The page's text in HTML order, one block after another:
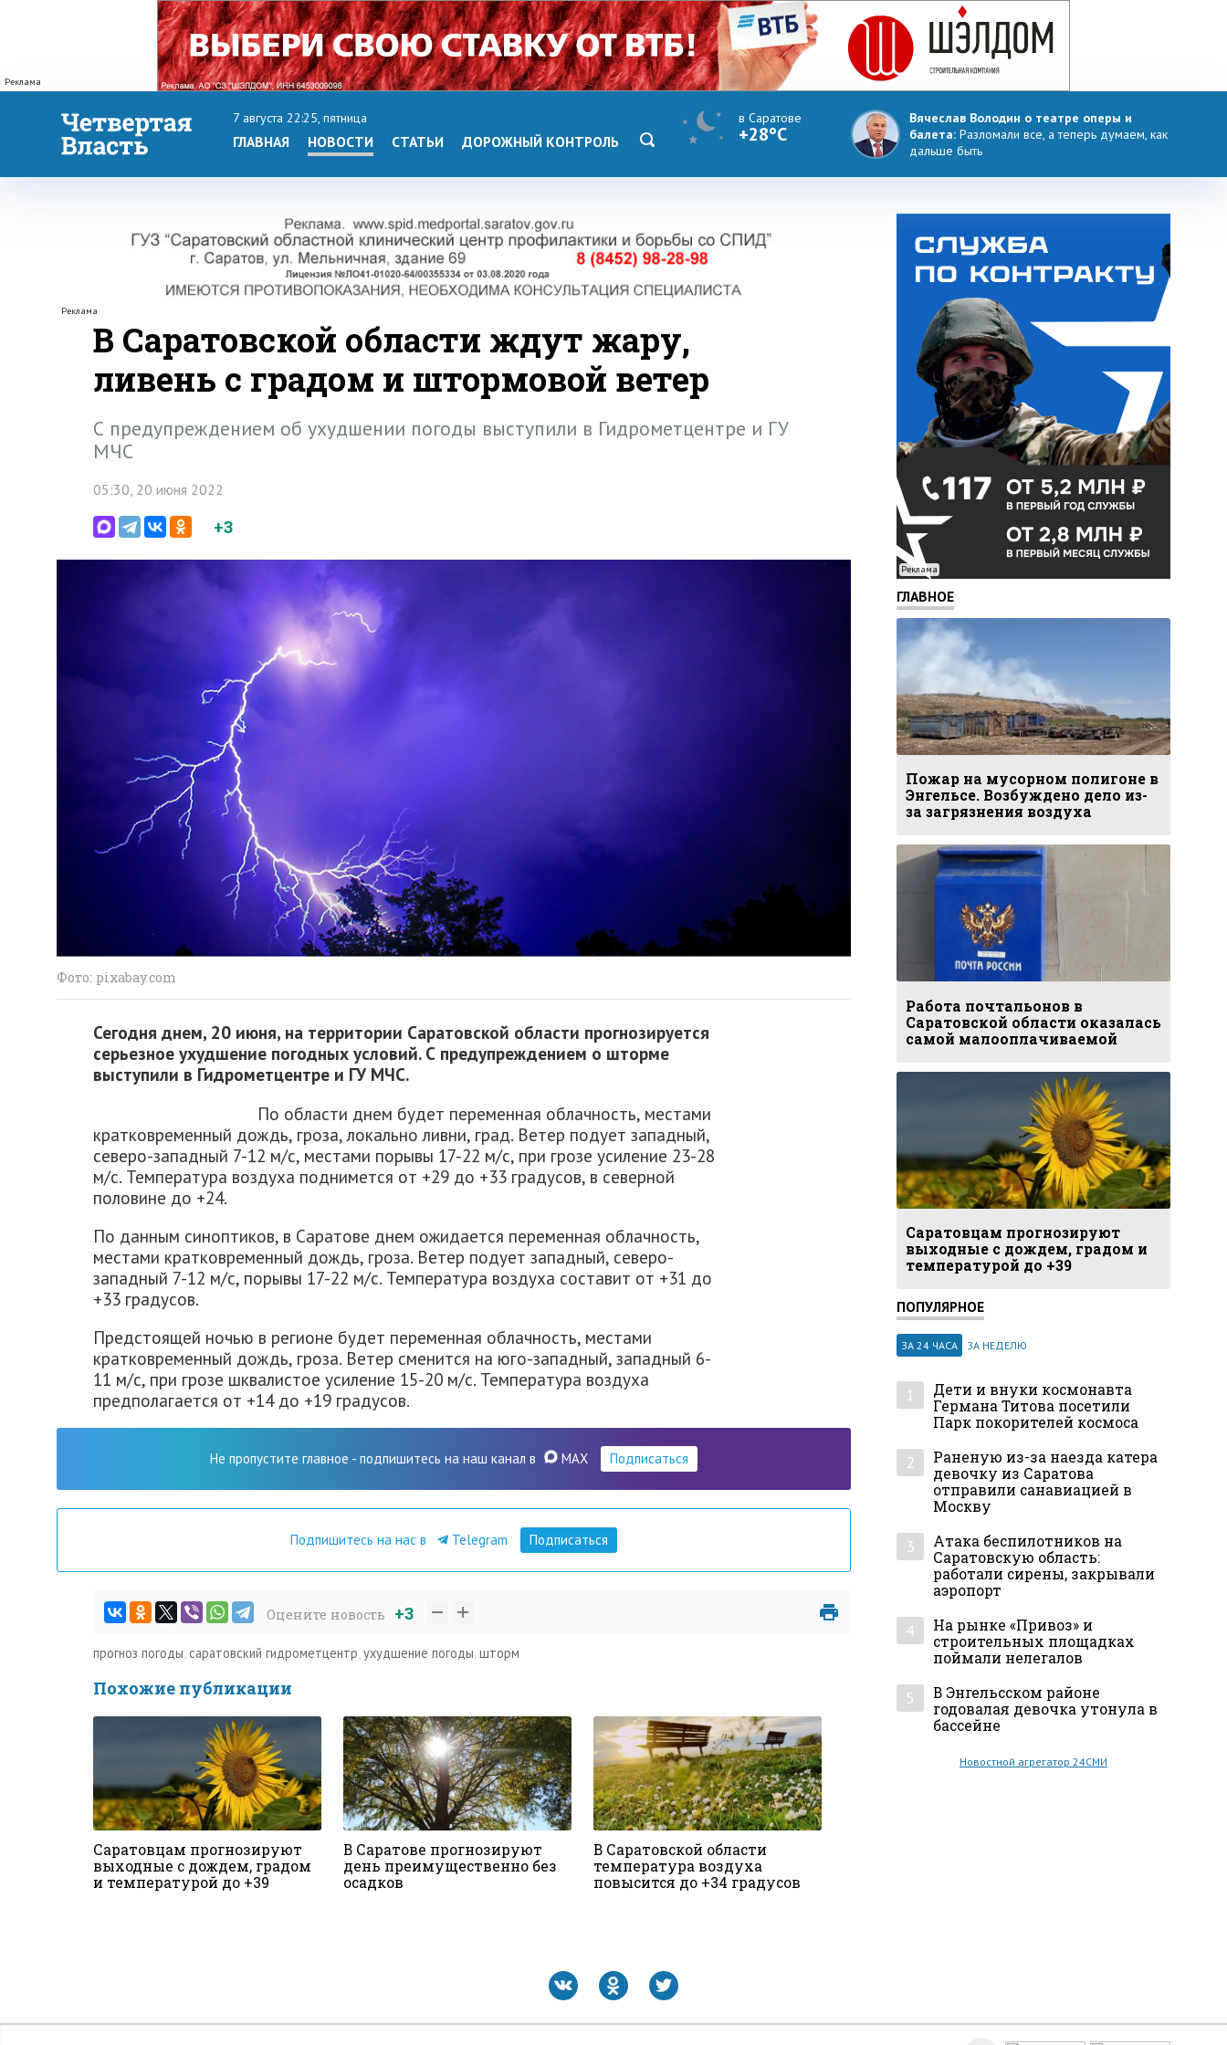
Реклама
7 августа 22:25, пятница
ГЛАВНАЯ НОВОСТИ СТАТЬИ ДОРОЖНЫЙ КОНТРОЛЬ
в Саратове
+28°C
Вячеслав Володин о театре оперы и
балета: Разломали все, а теперь думаем, как
дальше быть
Реклама
В Саратовской области ждут жару,
ливень с градом и штормовой ветер
С предупреждением об ухудшении погоды выступили в Гидрометцентре и ГУ
МЧС
05:30, 20 июня 2022
+3
Фото: pixabay.com
Сегодня днем, 20 июня, на территории Саратовской области прогнозируется
серьезное ухудшение погодных условий. С предупреждением о шторме
выступили в Гидрометцентре и ГУ МЧС.
По области днем будет переменная облачность, местами
кратковременный дождь, гроза, локально ливни, град. Ветер подует западный,
северо-западный 7-12 м/с, местами порывы 17-22 м/с, при грозе усиление 23-28
м/с. Температура воздуха поднимется от +29 до +33 градусов, в северной
половине до +24.
По данным синоптиков, в Саратове днем ожидается переменная облачность,
местами кратковременный дождь, гроза. Ветер подует западный, северо-
западный 7-12 м/с, порывы 17-22 м/с. Температура воздуха составит от +31 до
+33 градусов.
Предстоящей ночью в регионе будет переменная облачность, местами
кратковременный дождь, гроза. Ветер сменится на юго-западный, западный 6-
11 м/с, при грозе шквалистое усиление 15-20 м/с. Температура воздуха
предполагается от +14 до +19 градусов.
Не пропустите главное - подпишитесь на наш канал в MAX Подписаться
Подпишитесь на нас в Telegram Подписаться
Оцените новость +3
прогноз погоды, саратовский гидрометцентр,ухудшение погоды,шторм
Похожие публикации
Саратовцам прогнозируют
выходные с дождем, градом
и температурой до +39
В Саратове прогнозируют
день преимущественно без
осадков
В Саратовской области
температура воздуха
повысится до +34 градусов
Реклама
ГЛАВНОЕ
Пожар на мусорном полигоне в
Энгельсе. Возбуждено дело из-
за загрязнения воздуха
Работа почтальонов в
Саратовской области оказалась
самой малооплачиваемой
Саратовцам прогнозируют
выходные с дождем, градом и
температурой до +39
ПОПУЛЯРНОЕ
ЗА 24 ЧАСА ЗА НЕДЕЛЮ
1
Дети и внуки космонавта
Германа Титова посетили
Парк покорителей космоса
2
Раненую из-за наезда катера
девочку из Саратова
отправили санавиацией в
Москву
3
Атака беспилотников на
Саратовскую область:
работали сирены, закрывали
аэропорт
4
На рынке «Привоз» и
строительных площадках
поймали нелегалов
5
В Энгельсском районе
годовалая девочка утонула в
бассейне
Новостной агрегатор 24СМИ